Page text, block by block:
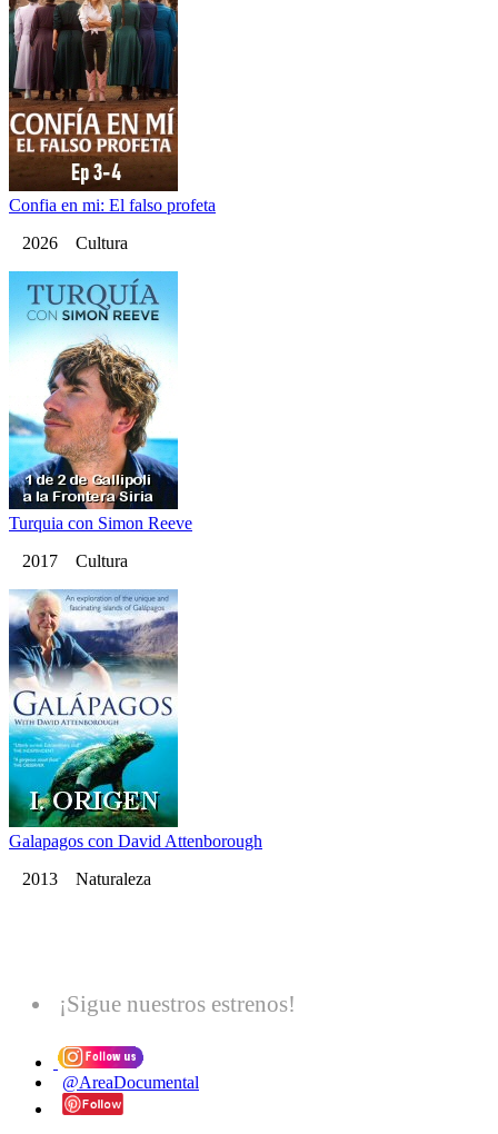
Confia en mi: El falso profeta
2026 Cultura
Turquia con Simon Reeve
2017 Cultura
Galapagos con David Attenborough
2013 Naturaleza
¡Sigue nuestros estrenos!
@AreaDocumental